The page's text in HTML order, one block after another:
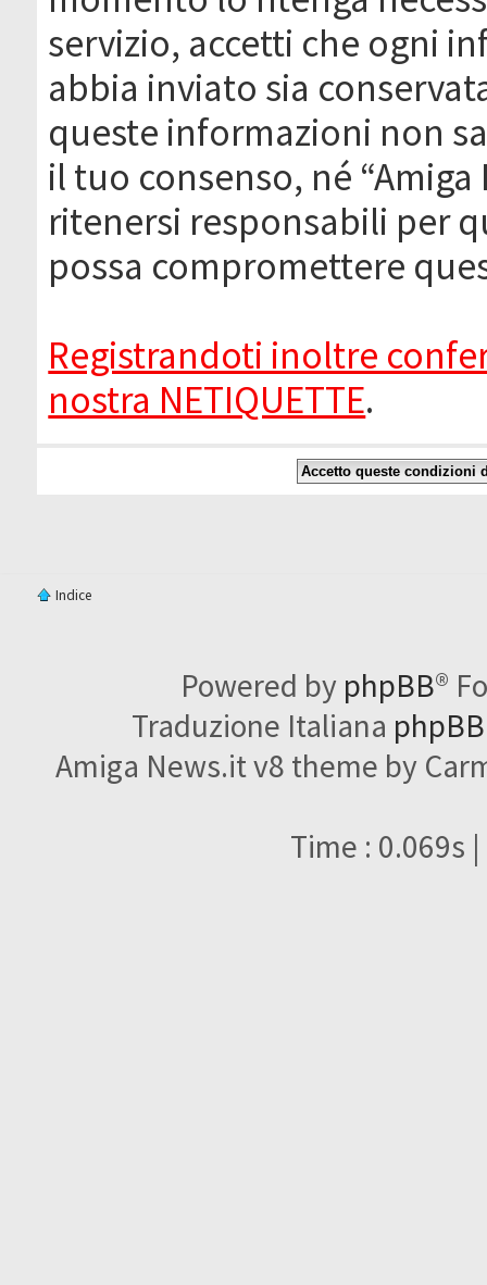
servizio, accetti che ogni
abbia inviato sia
queste informazioni non
il tuo consenso, né
ritenersi responsabili per
possa compromettere
Registrandoti inoltre
nostra NETIQUETTE.
Indice
Powered by phpBB®
Traduzione Italiana
Amiga News.it v8 theme by
Time : 0.069s